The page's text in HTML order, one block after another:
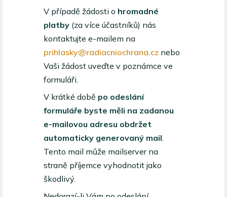
V případě žádosti o hromadné
platby (za více účastníků) nás
kontaktujte e-mailem na
prihlasky@radiacniochrana.cz nebo
Vaši žádost uveďte v poznámce ve
formuláři.
V krátké době po odeslání
formuláře byste měli na zadanou
e-mailovou adresu obdržet
automaticky generovaný mail.
Tento mail může mailserver na
straně příjemce vyhodnotit jako
škodlivý.